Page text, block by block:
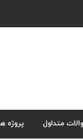
متداول پروژه